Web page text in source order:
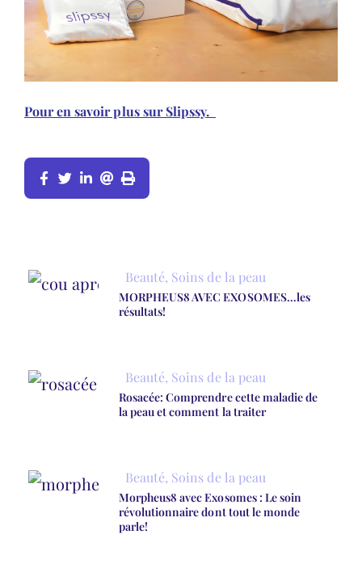
Pour en savoir plus sur Slipssy.
Beauté, Soins de la peau
MORPHEUS8 AVEC EXOSOMES…les
résultats!
Beauté, Soins de la peau
Rosacée: Comprendre cette maladie de
la peau et comment la traiter
Beauté, Soins de la peau
Morpheus8 avec Exosomes : Le soin
révolutionnaire dont tout le monde
parle!